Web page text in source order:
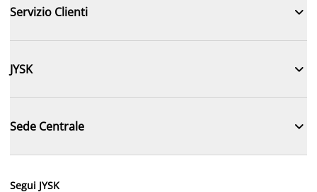
Servizio Clienti 
JYSK 
Sede Centrale 
Segui JYSK